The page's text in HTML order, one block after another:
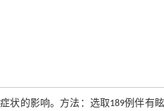
状的影响。方法：选取189例伴有